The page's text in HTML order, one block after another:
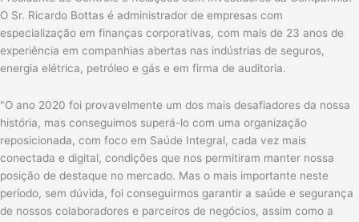
O Sr. Ricardo Bottas é administrador de empresas com
especialização em finanças corporativas, com mais de 23 anos de
experiência em companhias abertas nas indústrias de seguros,
energia elétrica, petróleo e gás e em firma de auditoria.
"O ano 2020 foi provavelmente um dos mais desafiadores da nossa
história, mas conseguimos superá-lo com uma organização
reposicionada, com foco em Saúde Integral, cada vez mais
conectada e digital, condições que nos permitiram manter nossa
posição de destaque no mercado. Mas o mais importante neste
período, sem dúvida, foi conseguirmos garantir a saúde e segurança
de nossos colaboradores e parceiros de negócios, assim como a